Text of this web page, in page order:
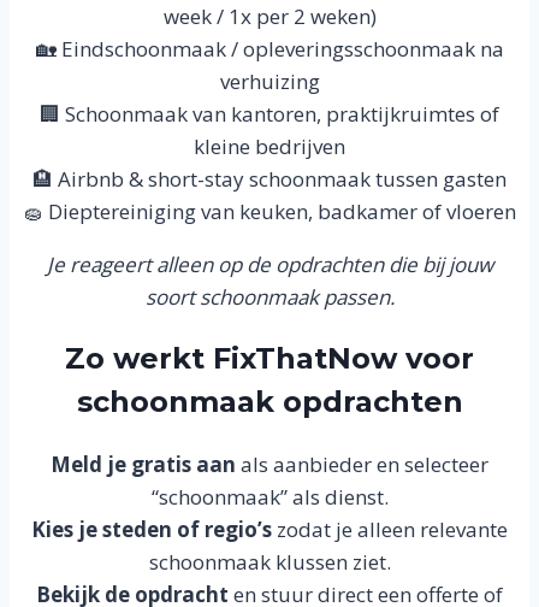
week / 1x per 2 weken)
🏡 Eindschoonmaak / opleveringsschoonmaak na
verhuizing
🏢 Schoonmaak van kantoren, praktijkruimtes of
kleine bedrijven
🏨 Airbnb & short-stay schoonmaak tussen gasten
🧽 Dieptereiniging van keuken, badkamer of vloeren
Je reageert alleen op de opdrachten die bij jouw
soort schoonmaak passen.
Zo werkt FixThatNow voor
schoonmaak opdrachten
Meld je gratis aan als aanbieder en selecteer
“schoonmaak” als dienst.
Kies je steden of regio’s zodat je alleen relevante
schoonmaak klussen ziet.
Bekijk de opdracht en stuur direct een offerte of